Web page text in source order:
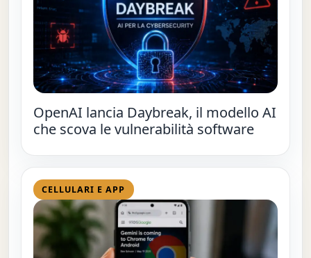
OpenAI lancia Daybreak, il modello AI
che scova le vulnerabilità software
CELLULARI E APP